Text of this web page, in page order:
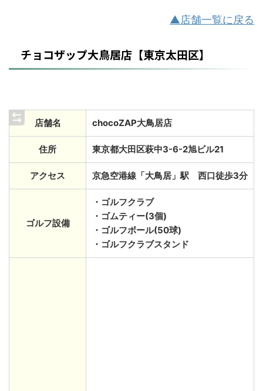
▲店舗一覧に戻る
チョコザップ大鳥居店【東京太田区】
店舗名 chocoZAP大鳥居店
住所 東京都大田区萩中3-6-2旭ビル21
アクセス 京急空港線「大鳥居」駅 西口徒歩3分
ゴルフ設備
・ゴルフクラブ
・ゴムティー(3個)
・ゴルフボール(50球)
・ゴルフクラブスタンド